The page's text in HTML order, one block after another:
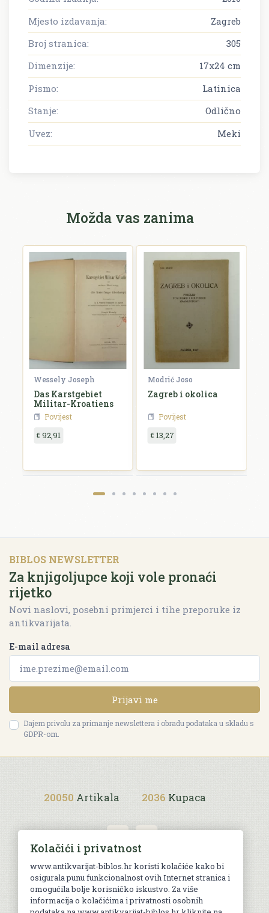
Mjesto izdavanja:
Zagreb
Broj stranica:
305
Dimenzije:
17x24 cm
Pismo:
Latinica
Stanje:
Odlično
Uvez:
Meki
Možda vas zanima
Wessely Joseph
Das Karstgebiet
Militar-Kroatiens
Povijest
€ 92,91
Modrić Joso
Zagreb i okolica
Povijest
€ 13,27
BIBLOS NEWSLETTER
Za knjigoljupce koji vole pronaći
rijetko
Novi naslovi, posebni primjerci i tihe preporuke iz
antikvarijata.
E-mail adresa
Prijavi me
Dajem privolu za primanje newslettera i obradu podataka u skladu s
GDPR-om.
20050 Artikala 2036 Kupaca
Uvjeti kupnje
Kolačići i privatnost
www.antikvarijat-biblos.hr koristi kolačiće kako bi
osigurala punu funkcionalnost ovih Internet stranica i
omogućila bolje korisničko iskustvo. Za više
informacija o kolačićima i privatnosti osobnih